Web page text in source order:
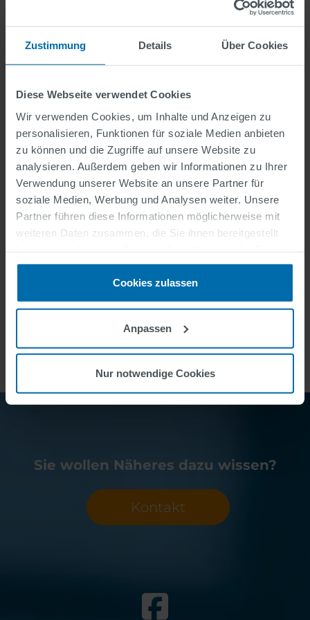
Zustimmung Details Über Cookies
Diese Webseite verwendet Cookies
Wir verwenden Cookies, um Inhalte und Anzeigen zu
personalisieren, Funktionen für soziale Medien anbieten
zu können und die Zugriffe auf unsere Website zu
analysieren. Außerdem geben wir Informationen zu Ihrer
Verwendung unserer Website an unsere Partner für
soziale Medien, Werbung und Analysen weiter. Unsere
Partner führen diese Informationen möglicherweise mit
weiteren Daten zusammen, die Sie ihnen bereitgestellt
gesammelt haben.
Cookies zulassen
Anpassen
Nur notwendige Cookies
DIE HERAUSFORDERUNG
Einführung eines modernen Parkleitsystems
SERVICES
Planung und Ausführung
TECHNOLOGIE
Errichtung eines Parkleit- und
Verkehrsinformationssystems, bestehend aus
Zentralrechner, Datenerfassung von 12 Parkhäusern,
23 dynamischen Parkleitschildern (Vollmatrix-LED-
Sie wollen Näheres dazu wissen?
Kontakt